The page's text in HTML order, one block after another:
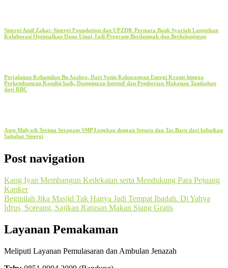
Sinergi Amil Zakat–Sinergi Foundation dan UPZDK Permata Bank Syariah Lanjutkan
Kolaborasi Optimalkan Dana Umat Jadi Program Berdampak dan Berkelanjutan
Perjalanan Kehamilan Bu Azahra, Dari Vonis Kekurangan Energi Kronis hingga
Perkembangan Kondisi baik, Dampingan Intensif dan Pemberian Makanan Tambahan
dari RBC
Asep Mulyadi Terima Seragam SMP Lengkap dengan Sepatu dan Tas Baru dari kebaikan
Sahabat Sinergi
Post navigation
Kang Iyan Membangun Kedekatan serta Mendukung Para Pejuang
Kanker
Beginilah Jika Masjid Tak Hanya Jadi Tempat Ibadah. Di Yahya
Idrus, Soreang, Sajikan Ratusan Makan Siang Gratis
Layanan Pemakaman
Meliputi Layanan Pemulasaran dan Ambulan Jenazah